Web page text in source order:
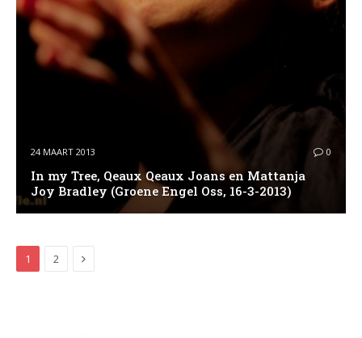
24 MAART 2013 0
In my Tree, Qeaux Qeaux Joans en Mattanja
Joy Bradley (Groene Engel Oss, 16-3-2013)
1 2 Next